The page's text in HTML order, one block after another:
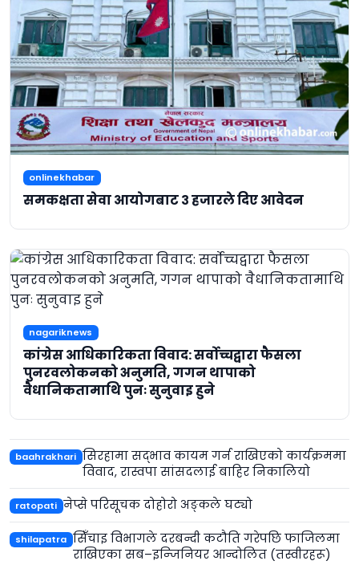
onlinekhabar
समकक्षता सेवा आयोगबाट ३ हजारले दिए आवेदन
nagariknews
कांग्रेस आधिकारिकता विवाद: सर्वोच्चद्वारा फैसला
पुनरवलोकनको अनुमति, गगन थापाको
वैधानिकतामाथि पुनः सुनुवाइ हुने
baahrakhari सिरहामा सद्भाव कायम गर्न राखिएको कार्यक्रममा
विवाद, रास्वपा सांसदलाई बाहिर निकालियो
ratopati नेप्से परिसूचक दोहोरो अङ्कले घट्यो
shilapatra सिँचाइ विभागले दरबन्दी कटौति गरेपछि फाजिलमा
राखिएका सब–इन्जिनियर आन्दोलित (तस्वीरहरू)